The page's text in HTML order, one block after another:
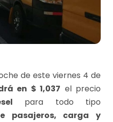
de este viernes 4 de
en $ 1,037 el precio
para todo tipo
pasajeros, carga y